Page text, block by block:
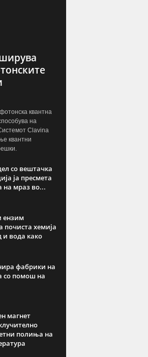
квантна
на
Clavina
квантни
со вештачка
ја пресмета
на мраз во...
ензим
почиста хемија
и вода како
фабрики на
со помош на
магнет
полиња на